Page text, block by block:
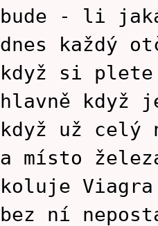
bude - li
dnes každý
když si plete
hlavně když
když už celý
a místo
koluje Viagra
bez ní